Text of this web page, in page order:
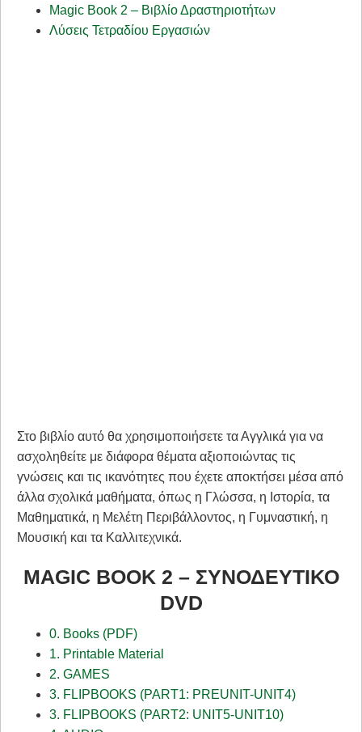
Magic Book 2 – Βιβλίο Δραστηριοτήτων
Λύσεις Τετραδίου Εργασιών
Στο βιβλίο αυτό θα χρησιμοποιήσετε τα Αγγλικά για να
ασχοληθείτε με διάφορα θέματα αξιοποιώντας τις
γνώσεις και τις ικανότητες που έχετε αποκτήσει μέσα από
άλλα σχολικά μαθήματα, όπως η Γλώσσα, η Ιστορία, τα
Μαθηματικά, η Μελέτη Περιβάλλοντος, η Γυμναστική, η
Μουσική και τα Καλλιτεχνικά.
MAGIC BOOK 2 – ΣΥΝΟΔΕΥΤΙΚΟ
DVD
0. Books (PDF)
1. Printable Material
2. GAMES
3. FLIPBOOKS (PART1: PREUNIT-UNIT4)
3. FLIPBOOKS (PART2: UNIT5-UNIT10)